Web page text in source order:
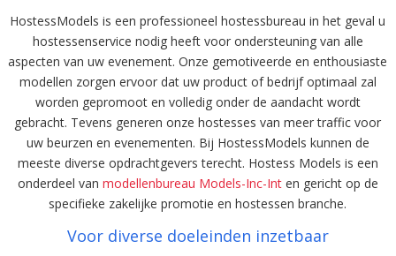
HostessModels is een professioneel hostessbureau in het geval u
hostessenservice nodig heeft voor ondersteuning van alle
aspecten van uw evenement. Onze gemotiveerde en enthousiaste
modellen zorgen ervoor dat uw product of bedrijf optimaal zal
worden gepromoot en volledig onder de aandacht wordt
gebracht. Tevens generen onze hostesses van meer traffic voor
uw beurzen en evenementen. Bij HostessModels kunnen de
meeste diverse opdrachtgevers terecht. Hostess Models is een
onderdeel van modellenbureau Models-Inc-Inten gericht op de
specifieke zakelijke promotie en hostessen branche.
Voor diverse doeleinden inzetbaar